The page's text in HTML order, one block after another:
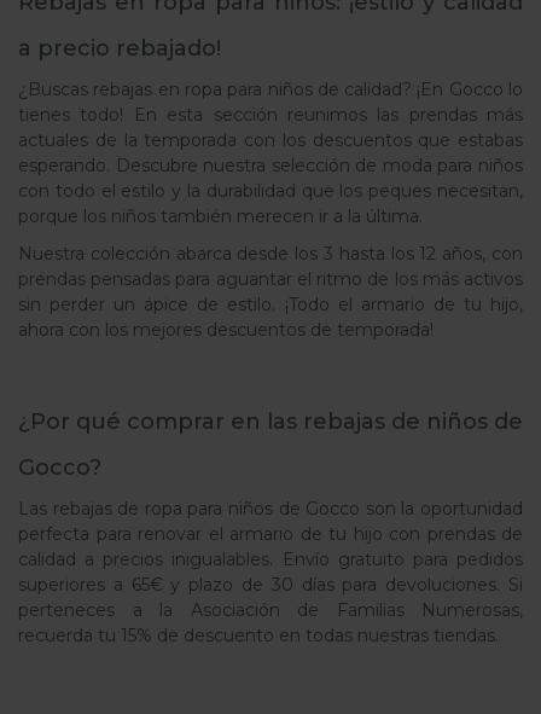
a precio rebajado!
¿Buscas rebajas en ropa para niños de calidad? ¡En Gocco lo
tienes todo! En esta sección reunimos las prendas más
actuales de la temporada con los descuentos que estabas
esperando. Descubre nuestra selección de moda para niños
con todo el estilo y la durabilidad que los peques necesitan,
porque los niños también merecen ir a la última.
Nuestra colección abarca desde los 3 hasta los 12 años, con
prendas pensadas para aguantar el ritmo de los más activos
sin perder un ápice de estilo. ¡Todo el armario de tu hijo,
ahora con los mejores descuentos de temporada!
¿Por qué comprar en las rebajas de niños de
Gocco?
Las rebajas de ropa para niños de Gocco son la oportunidad
perfecta para renovar el armario de tu hijo con prendas de
calidad a precios inigualables. Envío gratuito para pedidos
superiores a 65€ y plazo de 30 días para devoluciones. Si
perteneces a la Asociación de Familias Numerosas,
recuerda tu 15% de descuento en todas nuestras tiendas.